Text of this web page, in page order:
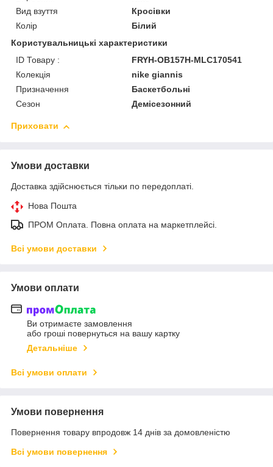
Вид взуття
Кросівки
Колір
Білий
Користувальницькі характеристики
ID Товару :
FRYH-OB157H-MLC170541
Колекція
nike giannis
Призначення
Баскетбольні
Сезон
Демісезонний
Приховати
Умови доставки
Доставка здійснюється тільки по передоплаті.
Нова Пошта
ПРОМ Оплата. Повна оплата на маркетплейсі.
Всі умови доставки
Умови оплати
Ви отримаєте замовлення
або гроші повернуться на вашу картку
Детальніше
Всі умови оплати
Умови повернення
Повернення товару впродовж 14 днів за домовленістю
Всі умови повернення